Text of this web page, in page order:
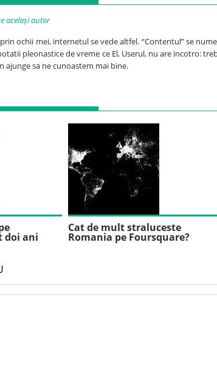
același autor
ochii mei, internetul se vede altfel. “Contentul” se
pleonastice de vreme ce El, Userul, nu are incotro:
ajunge sa ne cunoastem mai bine.
doi ani
Cat de mult straluceste
Romania pe Foursquare?